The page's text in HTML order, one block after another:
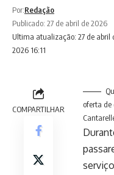
Ultima atualização: 27 de abril
2026 16:11
Por:Redação
Publicado: 27 de abril de 2026
COMPARTILHAR
oferta de